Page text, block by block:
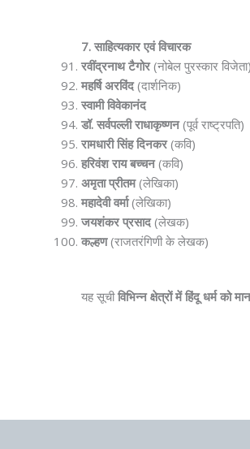
7. साहित्यकार एवं विचारक
रवींद्रनाथ टैगोर(नोबेल पुरस्कार विजेता)
महर्षि अरविंद(दार्शनिक)
स्वामी विवेकानंद
डॉ. सर्वपल्ली राधाकृष्णन(पूर्व राष्ट्रपति)
रामधारी सिंह दिनकर(कवि)
हरिवंश राय बच्चन(कवि)
अमृता प्रीतम(लेखिका)
महादेवी वर्मा(लेखिका)
जयशंकर प्रसाद(लेखक)
कल्हण(राजतरंगिणी के लेखक)
यह सूचीविभिन्न क्षेत्रों में हिंदू धर्म को